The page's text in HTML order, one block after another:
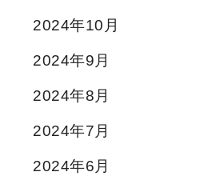
2024年10月
2024年9月
2024年8月
2024年7月
2024年6月